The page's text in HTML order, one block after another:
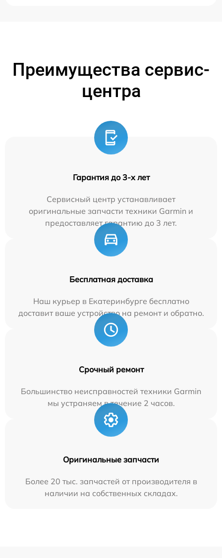
Преимущества сервис-
центра
Гарантия до 3-х лет
Сервисный центр устанавливает
оригинальные запчасти техники Garmin и
предоставляет гарантию до 3 лет.
Бесплатная доставка
Наш курьер в Екатеринбурге бесплатно
доставит ваше устройство на ремонт и обратно.
Срочный ремонт
Большинство неисправностей техники Garmin
мы устраняем в течение 2 часов.
Оригинальные запчасти
Более 20 тыс. запчастей от производителя в
наличии на собственных складах.